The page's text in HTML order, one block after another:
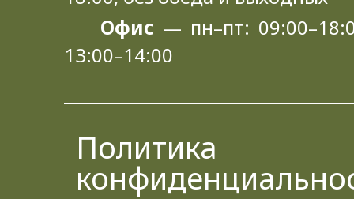
Офис — пн–пт:
13:00–14:00
Политика